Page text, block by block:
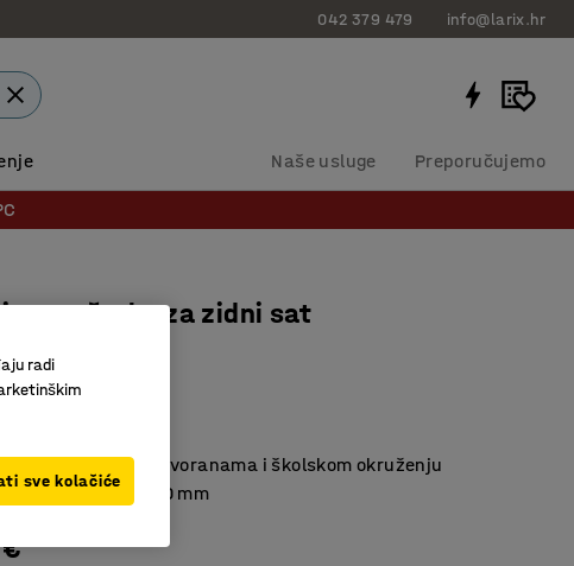
042 379 479 info@larix.hr
Naše usluge Preporučujemo
rešetka za zidni sat
:146106
u sportskim dvoranama i školskom okruženju
satove do Ø 500 mm
radi
sve kolačiće